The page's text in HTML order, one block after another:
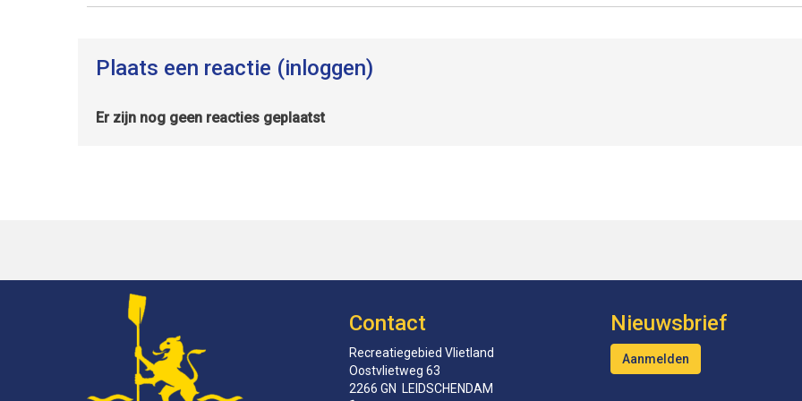
Plaats een reactie (inloggen)
Er zijn nog geen reacties geplaatst
Contact
Recreatiegebied Vlietland
Oostvlietweg 63
2266 GN LEIDSCHENDAM
Nieuwsbrief
Aanmelden